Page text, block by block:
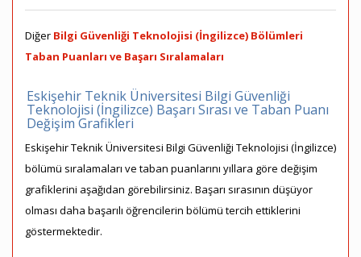
Diğer Bilgi Güvenliği Teknolojisi (İngilizce) Bölümleri
Taban Puanları ve Başarı Sıralamaları
Eskişehir Teknik Üniversitesi Bilgi Güvenliği
Teknolojisi (İngilizce) Başarı Sırası ve Taban Puanı
Değişim Grafikleri
Eskişehir Teknik Üniversitesi Bilgi Güvenliği Teknolojisi (İngilizce)
bölümü sıralamaları ve taban puanlarını yıllara göre değişim
grafiklerini aşağıdan görebilirsiniz. Başarı sırasının düşüyor
olması daha başarılı öğrencilerin bölümü tercih ettiklerini
göstermektedir.